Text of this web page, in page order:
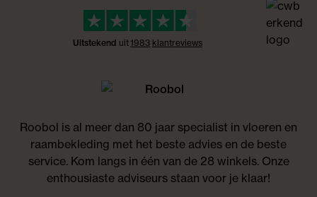
Roobol is al meer dan 80 jaar specialist in vloeren en
raambekleding met het beste advies en de beste
service. Kom langs in één van de 28 winkels. Onze
enthousiaste adviseurs staan voor je klaar!
Uitstekend uit 1983 klantreviews